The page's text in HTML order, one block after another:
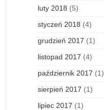
luty 2018 (5)
styczeń 2018 (4)
grudzień 2017 (1)
listopad 2017 (4)
październik 2017 (1)
sierpień 2017 (1)
lipiec 2017 (1)